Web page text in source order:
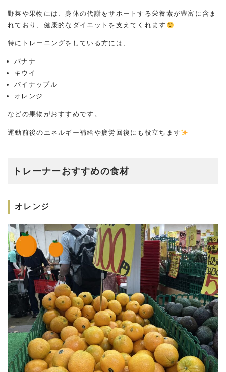
野菜や果物には、身体の代謝をサポートする栄養素が豊富に含ま
れており、健康的なダイエットを支えてくれます
特にトレーニングをしている方には、
バナナ
キウイ
パイナップル
オレンジ
などの果物がおすすめです。
運動前後のエネルギー補給や疲労回復にも役立ちます
トレーナーおすすめの食材
オレンジ